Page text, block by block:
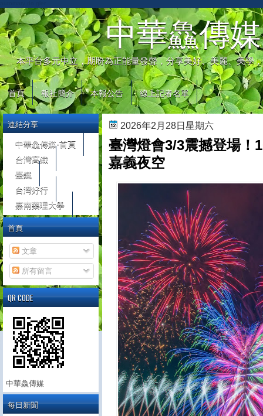
中華鱻傳媒
本平台多元中立，期盼為正能量發聲，分享美好、美麗、美學
首頁 報社簡介 本報公告 線上記者名單
2026年2月28日星期六
臺灣燈會3/3震撼登場！
嘉義夜空
連結分享
中華鱻傳媒-首頁
台灣高鐵
臺鐵
台灣好行
嘉南藥理大學
首頁
文章
所有留言
QR CODE
中華鱻傳媒
每日新聞